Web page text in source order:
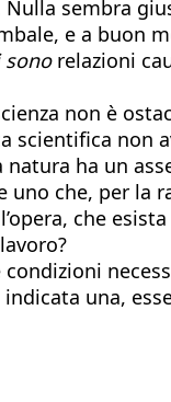
sembra
e a buon
sonorelazioni
non è
non
ha un
uno che, per
che
una,